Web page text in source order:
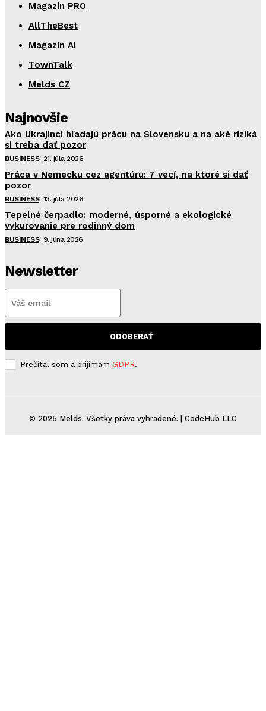
Magazín PRO
AllTheBest
Magazín AI
TownTalk
Melds CZ
Najnovšie
Ako Ukrajinci hľadajú prácu na Slovensku a na aké riziká
si treba dať pozor
BUSINESS 21. júla 2026
Práca v Nemecku cez agentúru: 7 vecí, na ktoré si dať
pozor
BUSINESS 13. júla 2026
Tepelné čerpadlo: moderné, úsporné a ekologické
vykurovanie pre rodinný dom
BUSINESS 9. júna 2026
Newsletter
ODOBERAŤ
Prečítal som a prijímam GDPR.
© 2025 Melds. Všetky práva vyhradené. | CodeHub LLC